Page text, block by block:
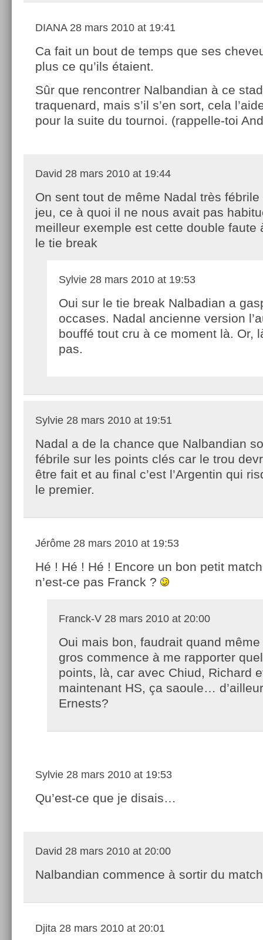
DIANA28 mars 2010 at 19:41
Ca fait un bout de temps que ses
plus ce qu’ils étaient.
Sûr que rencontrer Nalbandian à ce
traquenard, mais s’il s’en sort, cela
pour la suite du tournoi. (rappelle-toi
David 28 mars 2010 at 19:44
On sent tout de même Nadal très
jeu, ce à quoi il ne nous avait pas
meilleur exemple est cette double faute
le tie break
Sylvie 28 mars 2010 at 19:53
Oui sur le tie break Nalbadian a
occases. Nadal ancienne version
bouffé tout cru à ce moment là. Or,
pas.
Sylvie 28 mars 2010 at 19:51
Nadal a de la chance que Nalbandian
fébrile sur les points clés car le trou
être fait et au final c’est l’Argentin qui
le premier.
Jérôme 28 mars 2010 at 19:53
Hé ! Hé ! Hé ! Encore un bon petit
n’est-ce pas Franck ?
Franck-V 28 mars 2010 at 20:00
Oui mais bon, faudrait quand
gros commence à me rapporter
points, là, car avec Chiud, Richard
maintenant HS, ça saoule…
Ernests?
Sylvie 28 mars 2010 at 19:53
Qu’est-ce que je disais…
David 28 mars 2010 at 20:00
Nalbandian commence à sortir du match
Djita 28 mars 2010 at 20:01